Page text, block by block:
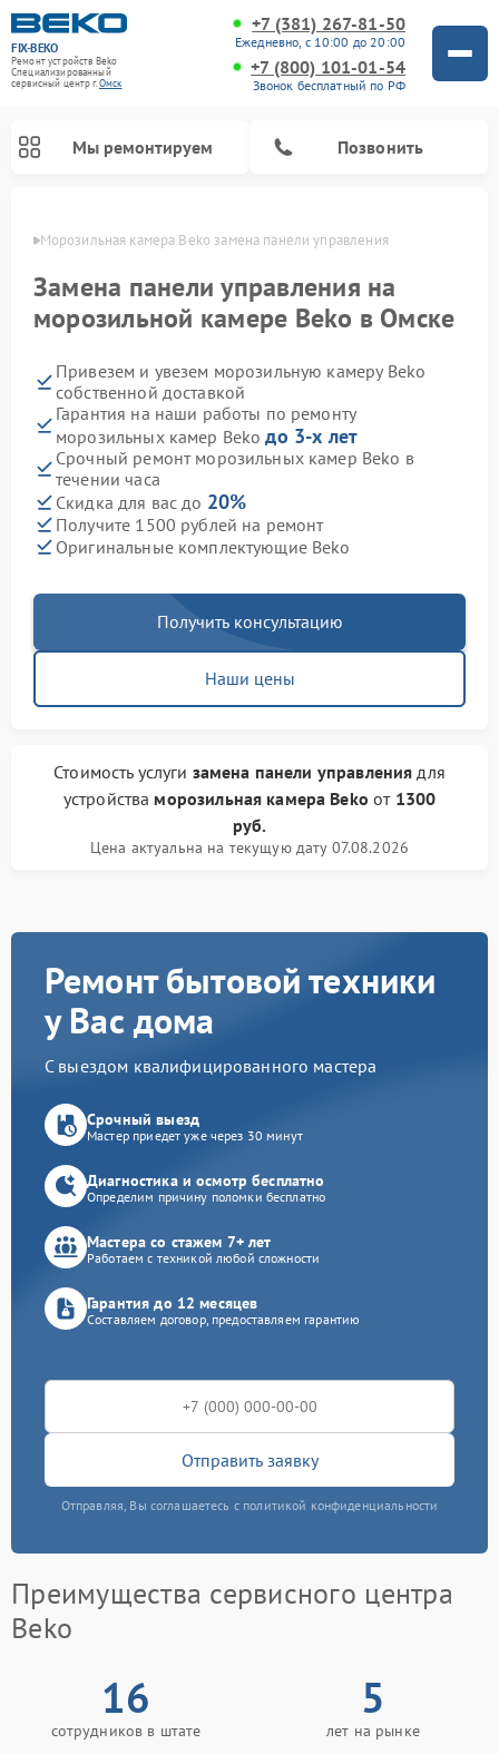
FIX-BEKO
Ремонт устройств Beko
Специализированный
cервисный центр г.Омск
+7 (381) 267-81-50
Ежедневно, с 10:00 до 20:00
+7 (800) 101-01-54
Звонок бесплатный по РФ
Мы ремонтируем Позвонить
Морозильная камера Beko замена панели управления
Замена панели управления на
морозильной камере Beko в Омске
Привезем и увезем морозильную камеру Beko
собственной доставкой
Гарантия на наши работы по ремонту
морозильных камер Bekoдо 3-х лет
Срочный ремонт морозильных камер Beko в
течении часа
Скидка для вас до 20%
Получите 1500 рублей на ремонт
Оригинальные комплектующие Beko
Получить консультацию
Наши цены
Стоимость услуги замена панели управления для
устройства морозильная камера Beko от 1300
руб.
Цена актуальна на текущую дату 07.08.2026
Ремонт бытовой техники
у Вас дома
С выездом квалифицированного мастера
Срочный выезд
Мастер приедет уже через 30 минут
Диагностика и осмотр бесплатно
Определим причину поломки бесплатно
Мастера со стажем 7+ лет
Работаем с техникой любой сложности
Гарантия до 12 месяцев
Составляем договор, предоставляем гарантию
Отправить заявку
Отправляя, Вы соглашаетесь с политикой конфиденциальности
Преимущества сервисного центра
Beko
16
сотрудников в штате
5
лет на рынке